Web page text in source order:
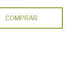
COMPRAR